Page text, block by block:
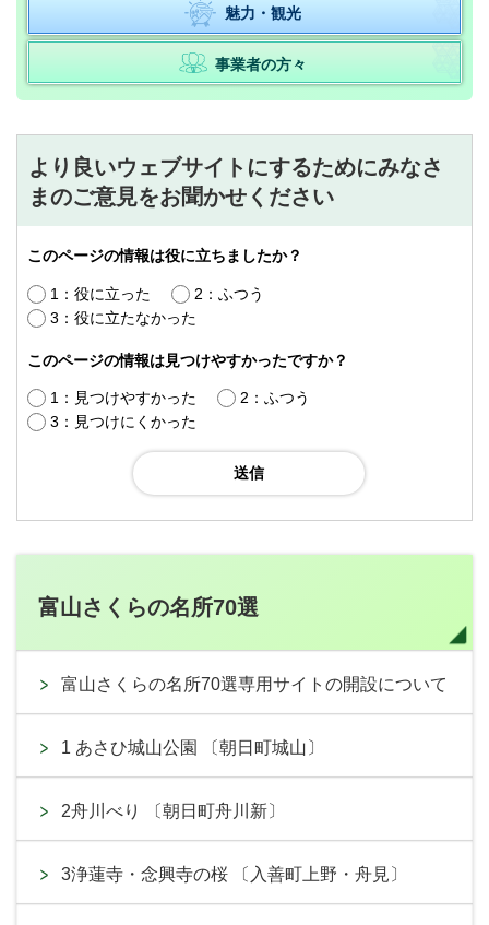
魅力・観光
事業者の方々
より良いウェブサイトにするためにみなさ
まのご意見をお聞かせください
このページの情報は役に立ちましたか？
1：役に立った
2：ふつう
3：役に立たなかった
このページの情報は見つけやすかったですか？
1：見つけやすかった
2：ふつう
3：見つけにくかった
富山さくらの名所70選
富山さくらの名所70選専用サイトの開設について
1 あさひ城山公園 〔朝日町城山〕
2舟川べり 〔朝日町舟川新〕
3浄蓮寺・念興寺の桜 〔入善町上野・舟見〕